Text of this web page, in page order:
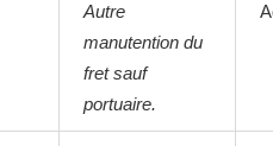
Autre
manutention du
fret sauf
portuaire.